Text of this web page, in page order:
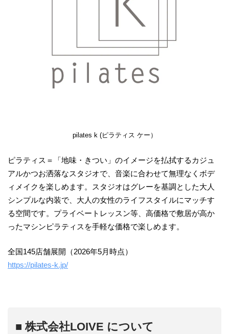
pilates k (ピラティス ケー）
ピラティス＝「地味・きつい」のイメージを払拭するカジュ
アルかつお洒落なスタジオで、音楽に合わせて無理なくボデ
ィメイクを楽しめます。スタジオはグレーを基調とした大人
シンプルな内装で、大人の女性のライフスタイルにマッチす
る空間です。プライベートレッスン等、高価格で敷居が高か
ったマシンピラティスを手軽な価格で楽しめます。
全国145店舗展開（2026年5月時点）
https://pilates-k.jp/
■ 株式会社LOIVE について